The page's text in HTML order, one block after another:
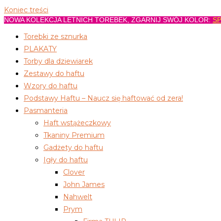
Koniec treści
NOWA KOLEKCJA LETNICH TOREBEK, ZGARNIJ SWÓJ KOLOR:
Torebki ze sznurka
PLAKATY
Torby dla dziewiarek
Zestawy do haftu
Wzory do haftu
Podstawy Haftu – Naucz się haftować od zera!
Pasmanteria
Haft wstążeczkowy
Tkaniny Premium
Gadżety do haftu
Igły do haftu
Clover
John James
Nahwelt
Prym